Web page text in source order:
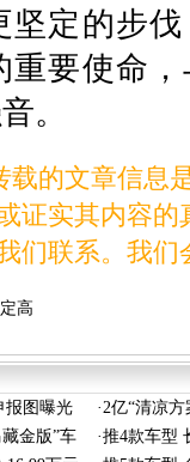
坚定的步
重要使命
。
的文章信息
证实其内容
们联系。我
高
报图曝光 ·2亿“清凉
金版”车
·推4款车型